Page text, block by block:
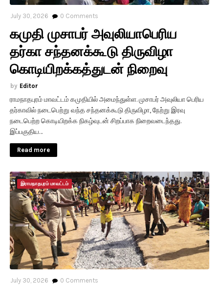
July 30, 2026 0 Comments
கமுதி முசாபர் அவுலியாபெரிய
தர்கா சந்தனக்கூடு திருவிழா
கொடியிறக்கத்துடன் நிறைவு
Editor
ராமநாதபுரம் மாவட்டம் கமுதியில் அமைந்துள்ள. முசாபர் அவுலியா பெரிய
தர்காவில் நடைபெற்று வந்த சந்தனக்கூடு திருவிழா, நேற்று இரவு
நடைபெற்ற கொடியிறக்க நிகழ்வுடன் சிறப்பாக நிறைவடைந்தது.
இப்பகுதிய…
Read more
இராமநாதபுரம் மாவட்டம்
July 30, 2026 0 Comments